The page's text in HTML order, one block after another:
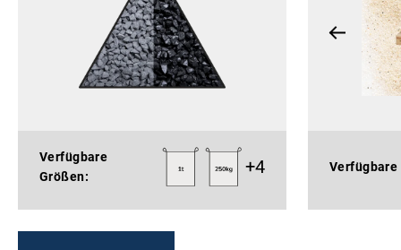
Verfügbare
Größen:
+4 Verfügbare